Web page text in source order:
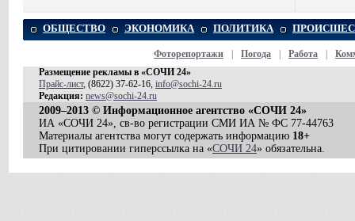
ОБЩЕСТВО ЭКОНОМИКА ПОЛИТИКА
Фоторепортажи Погода Работа
Размещение рекламы в «СОЧИ 24»
Прайс-лист, (8622) 37-62-16, info@sochi-24.ru
Редакция: news@sochi-24.ru
2009–2013 © Информационное агентство «СОЧИ 24»
ИА «СОЧИ 24», св-во регистрации СМИ ИА № ФС 77-44763
Материалы агентства могут содержать информацию 18+
При цитировании гиперссылка на «СОЧИ 24» обязательна.